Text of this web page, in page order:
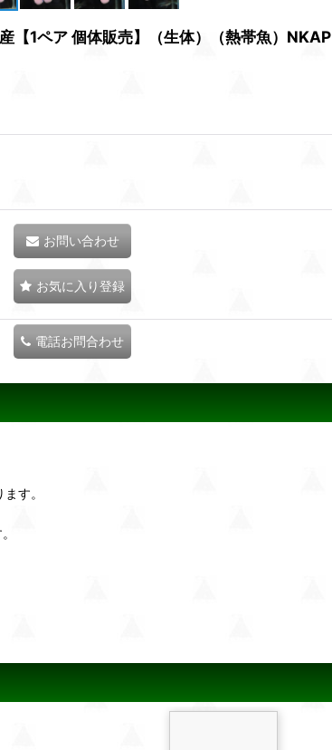
【1ペア 個体販売】（生体）（熱帯魚）NKAP
お問い合わせ
お気に入り登録
電話お問合わせ
す。